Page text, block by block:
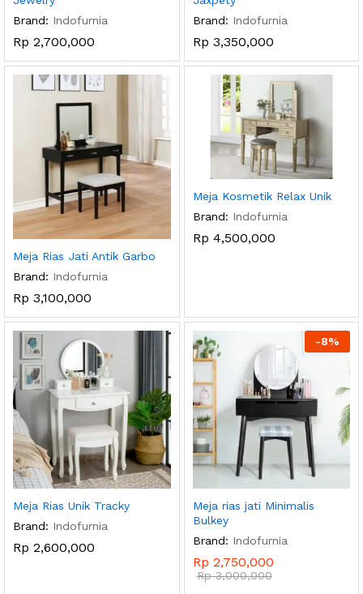
Brand: Indofurnia
Rp 2,700,000
Brand: Indofurnia
Rp 3,350,000
Meja Rias Jati Antik Garbo
Brand: Indofurnia
Rp 3,100,000
Meja Kosmetik Relax Unik
Brand: Indofurnia
Rp 4,500,000
Meja Rias Unik Tracky
Brand: Indofurnia
Rp 2,600,000
-8%
Meja rias jati Minimalis
Bulkey
Brand: Indofurnia
Rp 2,750,000
Rp3,000,000